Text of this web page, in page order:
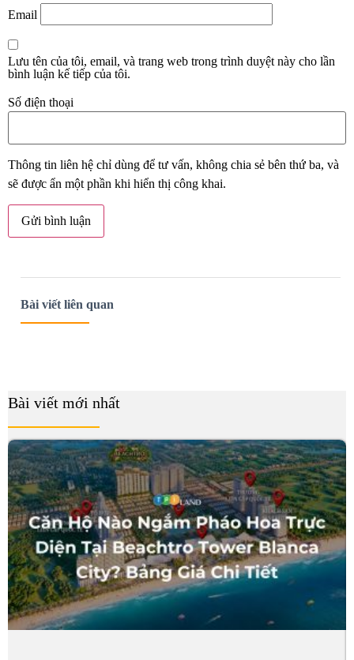
Email
Lưu tên của tôi, email, và trang web trong trình duyệt này cho lần
bình luận kế tiếp của tôi.
Số điện thoại
Thông tin liên hệ chỉ dùng để tư vấn, không chia sẻ bên thứ ba, và
sẽ được ẩn một phần khi hiển thị công khai.
Bài viết liên quan
Bài viết mới nhất